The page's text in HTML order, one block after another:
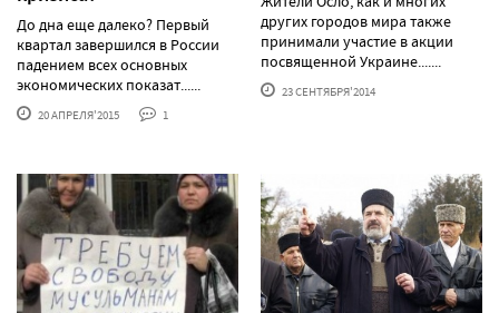
До дна еще далеко? Первый
квартал завершился в России
падением всех основных
экономических показат......
20 АПРЕЛЯ'2015 1
других городов мира также
принимали участие в акции
посвященной Украине.......
23 СЕНТЯБРЯ'2014